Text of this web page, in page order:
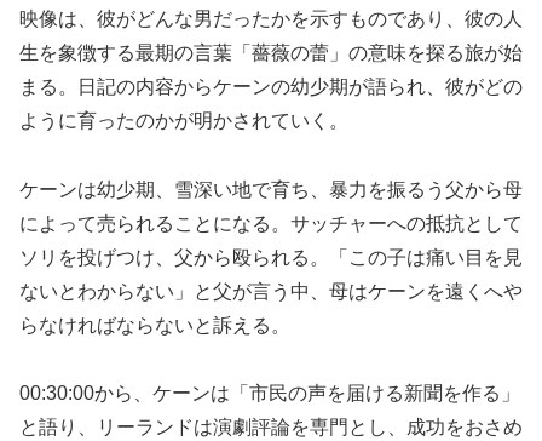
映像は、彼がどんな男だったかを示すものであり、彼の人
生を象徴する最期の言葉「薔薇の蕾」の意味を探る旅が始
まる。日記の内容からケーンの幼少期が語られ、彼がどの
ように育ったのかが明かされていく。
ケーンは幼少期、雪深い地で育ち、暴力を振るう父から母
によって売られることになる。サッチャーへの抵抗として
ソリを投げつけ、父から殴られる。「この子は痛い目を見
ないとわからない」と父が言う中、母はケーンを遠くへや
らなければならないと訴える。
00:30:00から、ケーンは「市民の声を届ける新聞を作る」
と語り、リーランドは演劇評論を専門とし、成功をおさめ